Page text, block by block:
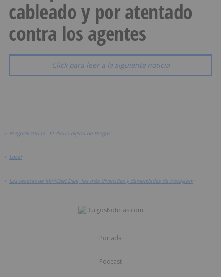
cableado y por atentado
contra los agentes
Click para leer a la siguiente noticia
> BurgosNoticias - El diario digital de Burgos
> Local
> Las recetas de MiniChef Dani, las más divertidas y demandadas de Instagram
Portada
Podcast